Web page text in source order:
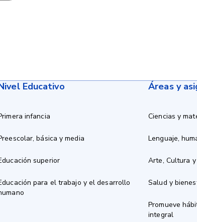
Educativo
infancia
básica y media
superior
para el trabajo y el desarrollo
Áreas y
Ciencias y
Lenguaje,
Arte, Cultura
Salud y
Promueve
integral